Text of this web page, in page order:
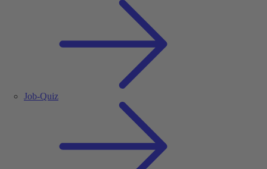
Job-Quiz